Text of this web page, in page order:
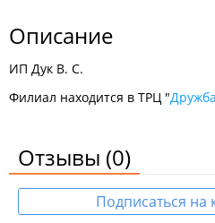
Описание
ИП Дук В. С.
Филиал находится в ТРЦ "Дружба
Отзывы (0)
Подписаться на